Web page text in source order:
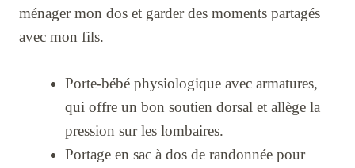
ménager mon dos et garder des moments partagés
avec mon fils.
Porte-bébé physiologique avec armatures,
qui offre un bon soutien dorsal et allège la
pression sur les lombaires.
Portage en sac à dos de randonnée pour